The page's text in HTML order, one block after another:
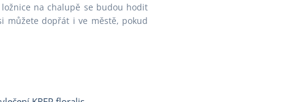
ložnice na chalupě se budou hodit
můžete dopřát i ve městě, pokud